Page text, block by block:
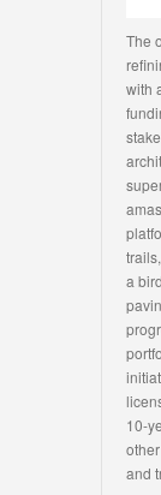
The
with
a
10-
and